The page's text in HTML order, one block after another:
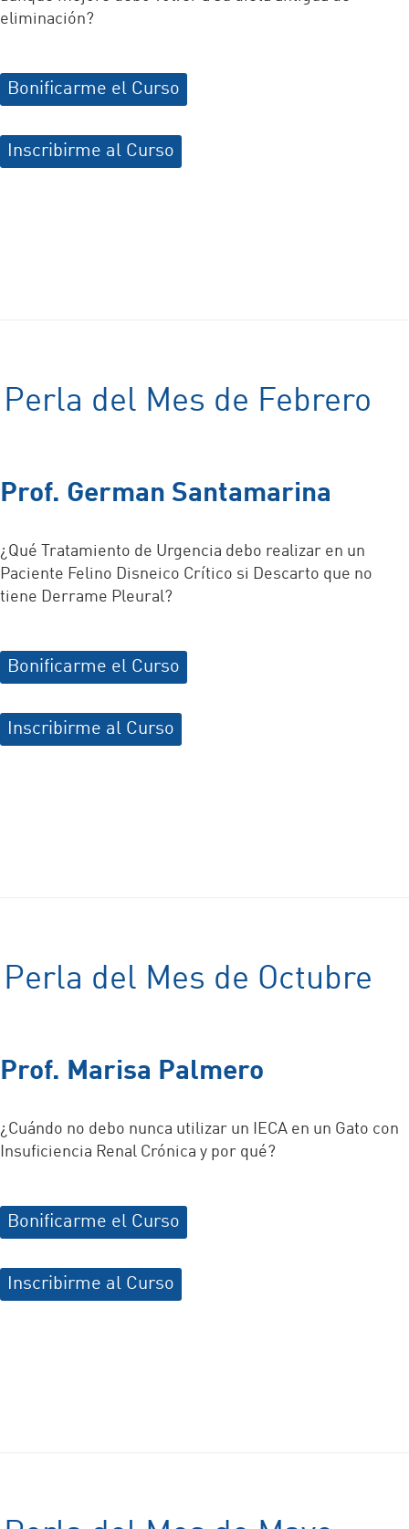
eliminación?
Bonificarme el Curso
Inscribirme al Curso
Perla del Mes de Febrero
Prof. German Santamarina
¿Qué Tratamiento de Urgencia debo realizar en un
Paciente Felino Disneico Crítico si Descarto que no
tiene Derrame Pleural?
Bonificarme el Curso
Inscribirme al Curso
Perla del Mes de Octubre
Prof. Marisa Palmero
¿Cuándo no debo nunca utilizar un IECA en un Gato con
Insuficiencia Renal Crónica y por qué?
Bonificarme el Curso
Inscribirme al Curso